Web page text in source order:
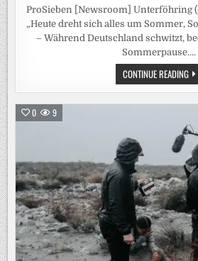
ProSieben [Newsroom] Unterföhring
„Heute dreht sich alles um Sommer,
– Während Deutschland schwitzt,
Sommerpause….
CONTINUE READING
AM
AUF
0 9